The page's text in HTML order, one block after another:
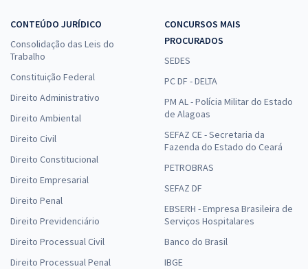
CONTEÚDO JURÍDICO
Consolidação das Leis do
Trabalho
Constituição Federal
Direito Administrativo
Direito Ambiental
Direito Civil
Direito Constitucional
Direito Empresarial
Direito Penal
Direito Previdenciário
Direito Processual Civil
Direito Processual Penal
CONCURSOS MAIS
PROCURADOS
SEDES
PC DF - DELTA
PM AL - Polícia Militar do Estado
de Alagoas
SEFAZ CE - Secretaria da
Fazenda do Estado do Ceará
PETROBRAS
SEFAZ DF
EBSERH - Empresa Brasileira de
Serviços Hospitalares
Banco do Brasil
IBGE